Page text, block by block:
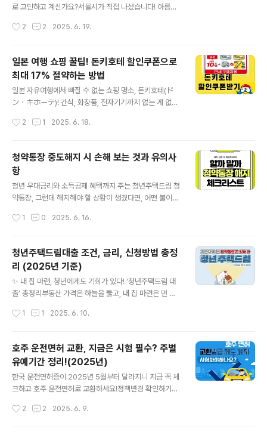
당 70만 원 상당의 교통비 포인트를 신용/체크카드에 충전
부 1인당 최대 70만 원▶충전 방식: 본인 명의의 카드로 충
로 고민하고 계신가요?서울시가 직접 나섰습니다! 아름다
의미 있는 결혼식을 올릴 수 있는 절호의 기회!지금, 예비부
다.상담 예약하기(클릭) 💍 서울마이웨딩이란?서울시는 건
강한 결혼식 문화를 만들기 위해, 서울시 내 주요 공공시설
을 예식장으로 개방하고 예비부부들을 모집하고 있습니다.
2025년부터는 총 27곳의 장소에서, 대관료 전액 감면, 비
품운영비 최대 100만원 지원 등 혜택을 받을 수 있어 예식
울꿈의숲, 선유도공원, 마곡광장, 서울한방진흥센터 ▪ 서
2 2 2025. 6. 19.
일본 여행 쇼핑 꿀팁! 돈키호테 할인쿠폰으로
최대 17% 절약하는 방법
일본 자유여행에서 빠질 수 없는 쇼핑 명소, 돈키호테(ド
ン・キホーテ)! 간식, 화장품, 전자기기까지 없는 게 없는
받을 수 있다는 사실, 알고 계셨나요?이 글에서는 돈키호테
호테 할인쿠폰 혜택 총정리 (최대 17% 할인)🎯 중요: 쿠폰
은 반드시 결제 전에 제시해야 하며, 스크린샷 이미지로는
사용 불가입니다.면세10%5,500엔 이상 구매 시쿠폰5%
10,000엔 이상 구매 시쿠폰7%30,000엔 이상 구매 시
→ 최대 17% 할인 혜택을 누릴 수 있습니다! 돈키호테 할
2 1 2025. 6. 18.
청약통장 중도해지 시 손해 보는 것과 유의사
항
청년 우대금리와 소득공제 혜택까지 주는 청년주택드림 청
약통장, 그런데 해지해야 할 상황이 생겼다면, 어떤 불이익
는? 청약통장 해지 조건 확인하기 1️⃣ 해지 전에 꼭 확인하
게 금리 우대와 세금 혜택 등 다양한 혜택을 주는 대신, 중
도 해지 시 받은 만큼 돌려줘야 할 수도 있다는 점 꼭 기억
하셔야 합니다.💰 ① 이자, 다 못 받을 수 있어요청약통장
이라고 해서 무조건 이자를 다 받는 건 아닙니다.해지 시점
에 따라 적용되는 금리가 다르며, 경우에 따라 이자를 한 푼
이내이자 없음1개월 초과 ~ 1년 미만연 2.3%1년 이상 ~
1 0 2025. 6. 16.
청년주택드림대출 조건, 금리, 신청방법 총정
리 (2025년 기준)
✨ 내 집 마련, 청년에게도 기회가 있다! ‘청년주택드림 대
출’ 총정리부동산 가격은 하늘을 뚫고, 내 집 마련은 먼 미
택자에게도 충분히 기회는 있습니다.‘청년주택드림 대출’,
약 신청하러 가기>> ✅자격요건, 나도 해당될까?이 대출
은 다음 조건에 모두 해당할 때 신청할 수 있어요.🔹 나이:
20~39세🔹 주택 보유 여부: 무주택 세대주🔹 청약통장
보유 조건: 1년 이상 보유 & 납입금 1,000만 원 이상🔹 소
소득 1억 원 이하🔹 대상 주택:분양가 6억 원 ..
1 1 2025. 6. 10.
호주 운전면허 교환, 지금은 시험 필수? 주별
유예기간 정리!(2025년)
한국 운전면허증이 2025년 5월부터 달라지니 지금 꼭 체
크하고 호주 운전면허로 교환하세요!정책변경 확인하기>>
정지금까지 호주는 25세 이상의 한국 운전면허증 소지자
2 2 2025. 6. 9.